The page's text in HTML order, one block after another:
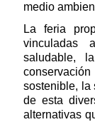
medio
La feria
vinculadas
saludable,
sostenible, la
de esta
alternativas